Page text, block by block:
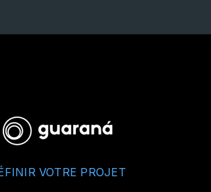
VOTRE PROJET